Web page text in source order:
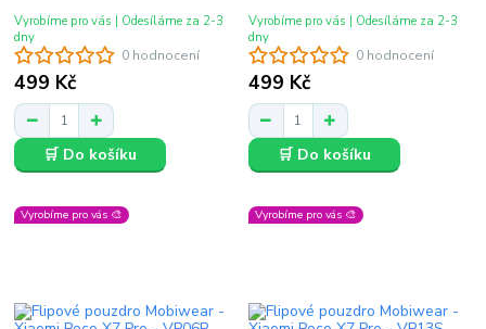
0 hodnocení
499 Kč
Vyrobíme pro vás | Odesíláme za 2-3
dny
🛒 Do košíku
0 hodnocení
499 Kč
Vyrobíme pro vás | Odesíláme za 2-3
dny
🛒 Do košíku
Vyrobíme pro vás 🎨 Vyrobíme pro vás 🎨